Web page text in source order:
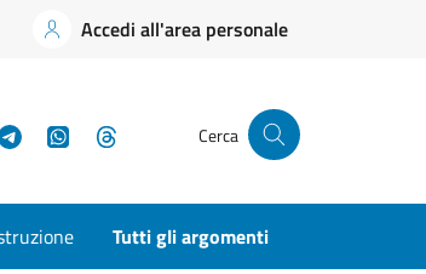
Accedi all'area personale
TelegramWhatsApp Cerca
Tutti gli argomenti